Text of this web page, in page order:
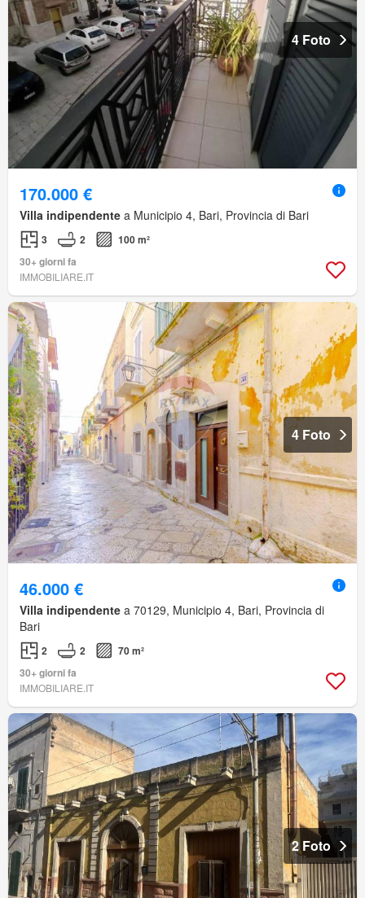
4 Foto
170.000 €
Villa indipendente a Municipio 4, Bari, Provincia di Bari
3 2
100 m²
30+ giorni fa
IMMOBILIARE.IT
4 Foto
46.000 €
Villa indipendente a 70129, Municipio 4, Bari, Provincia di
Bari
2 2
70 m²
30+ giorni fa
IMMOBILIARE.IT
2 Foto